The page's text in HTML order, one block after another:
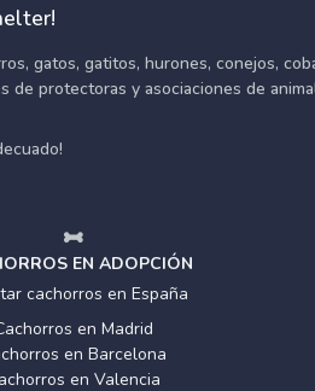
gatos, gatitos, hurones, conejos,
de protectoras y asociaciones de
EN ADOPCIÓN
cachorros en España
en Madrid
en Barcelona
en Valencia